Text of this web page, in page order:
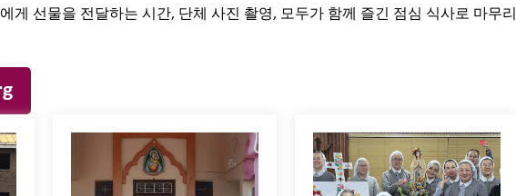
게 선물을 전달하는 시간, 단체 사진 촬영, 모두가 함께 즐긴 점심 식사로 마무리